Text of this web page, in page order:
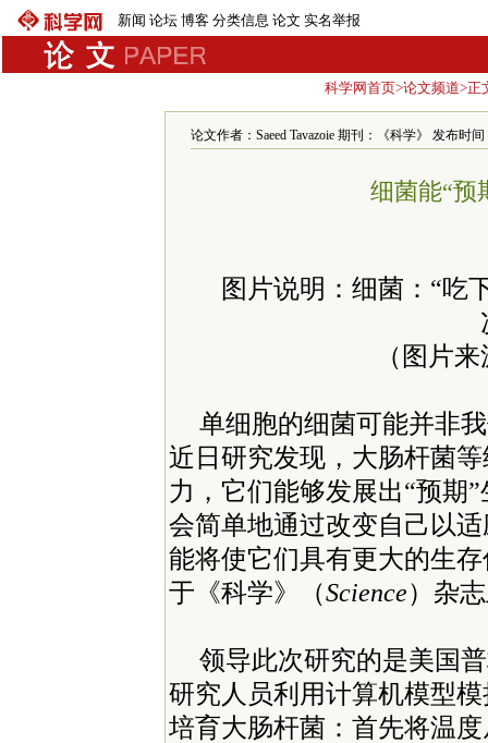
新闻 论坛 博客 分类信息 论文 实名举报
科学网首页>论文频道>正
论文作者：Saeed Tavazoie 期刊：《科学》 发布时间
细菌能“预
图片说明：细菌：“吃
（图片
单细胞的细菌可能并非
近日研究发现，大肠杆菌
力，它们能够发展出“预期
会简单地通过改变自己以
能将使它们具有更大的生
于《科学》（Science）杂
领导此次研究的是美国
研究人员利用计算机模型
培育大肠杆菌：首先将温